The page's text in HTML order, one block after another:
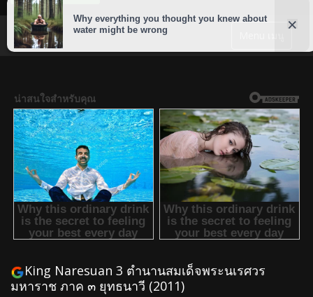
King Naresuan 3 ตำนานสมเด็จพระนเรศวร
มหาราช ภาค ๓ ยุทธนาวี (2011)